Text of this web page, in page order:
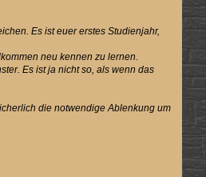
Es ist euer erstes Studienjahr,
neu kennen zu lernen.
Es ist ja nicht so, als wenn das
die notwendige Ablenkung um